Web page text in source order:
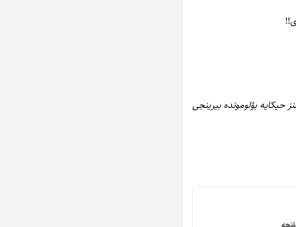
طنز حیکایه بؤلومونده بیرینجی